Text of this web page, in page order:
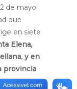
de mayo
que
en siete
Elena,
y en
provincia